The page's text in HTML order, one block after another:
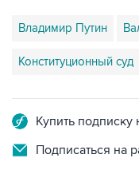
Владимир Путин
Конституционный суд
Купить
Подписаться на